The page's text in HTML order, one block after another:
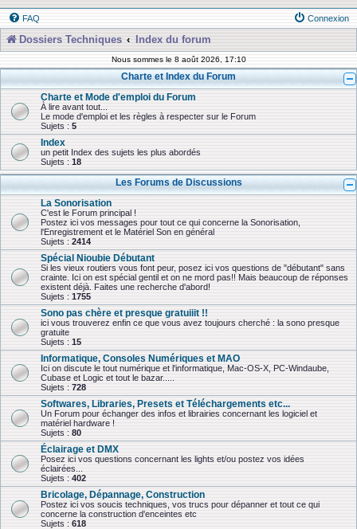
FAQ Connexion
Dossiers Techniques Index du forum
Nous sommes le 8 août 2026, 17:10
Charte et Index du Forum
Charte et Mode d'emploi du Forum
À lire avant tout...
Le mode d'emploi et les règles à respecter sur le Forum
Sujets : 5
Index
un petit Index des sujets les plus abordés
Sujets : 18
Les Forums de Discussions
La Sonorisation
C'est le Forum principal !
Postez ici vos messages pour tout ce qui concerne la Sonorisation,
l'Enregistrement et le Matériel Son en général
Sujets : 2414
Spécial Nioubie Débutant
Si les vieux routiers vous font peur, posez ici vos questions de "débutant" sans
crainte. Ici on est spécial gentil et on ne mord pas!! Mais beaucoup de réponses
existent déjà. Faites une recherche d'abord!
Sujets : 1755
Sono pas chère et presque gratuiiit !!
ici vous trouverez enfin ce que vous avez toujours cherché : la sono presque
gratuite
Sujets : 15
Informatique, Consoles Numériques et MAO
Ici on discute le tout numérique et l'informatique, Mac-OS-X, PC-Windaube,
Cubase et Logic et tout le bazar.....
Sujets : 728
Softwares, Libraries, Presets et Téléchargements etc...
Un Forum pour échanger des infos et librairies concernant les logiciel et
matériel hardware !
Sujets : 80
Éclairage et DMX
Posez ici vos questions concernant les lights et/ou postez vos idées
éclairées...
Sujets : 402
Bricolage, Dépannage, Construction
Postez ici vos soucis techniques, vos trucs pour dépanner et tout ce qui
concerne la construction d'enceintes etc
Sujets : 618